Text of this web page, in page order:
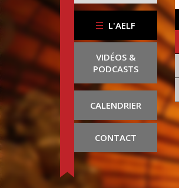
L'AELF
VIDÉOS &
PODCASTS
CALENDRIER
CONTACT